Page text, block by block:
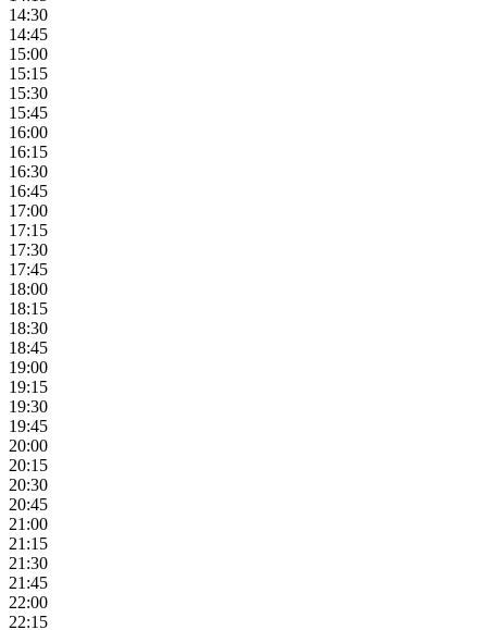
14:30
14:45
15:00
15:15
15:30
15:45
16:00
16:15
16:30
16:45
17:00
17:15
17:30
17:45
18:00
18:15
18:30
18:45
19:00
19:15
19:30
19:45
20:00
20:15
20:30
20:45
21:00
21:15
21:30
21:45
22:00
22:15